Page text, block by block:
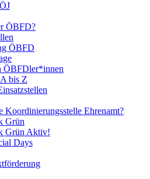
ÖBFD?
ÖBFD
ÖBFDler*innen
bis Z
Koordinierungsstelle Ehrenamt?
Grün
Grün Aktiv!
Days